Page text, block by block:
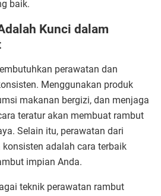
baik.
Kunci dalam
perawatan dan
Menggunakan produk
makanan bergizi, dan menjaga
teratur akan membuat rambut
Selain itu, perawatan dari
adalah cara terbaik
impian Anda.
teknik perawatan rambut